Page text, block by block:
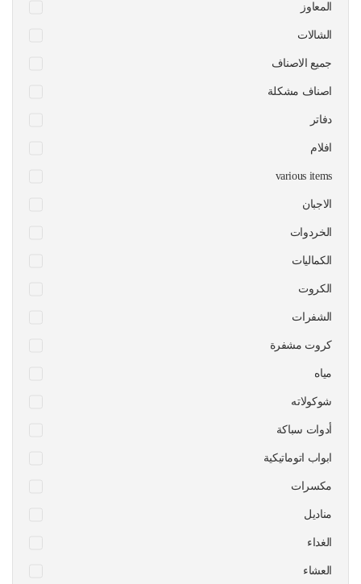
المعاوز
الشالات
جميع الاصناف
اصناف مشكلة
دفاتر
افلام
various items
الاجبان
الخردوات
الكماليات
الكروت
الشفرات
كروت مشفرة
مياه
شوكولاته
أدوات سباكة
ابواب اتوماتيكية
مكسرات
مناديل
الغداء
العشاء